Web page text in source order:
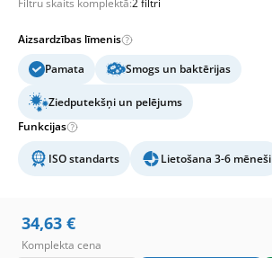
Filtru skaits komplektā:2 filtri
Aizsardzības līmenis
Pamata
Smogs un baktērijas
Ziedputekšņi un pelējums
Funkcijas
ISO standarts Lietošana 3-6 mēneši
34,63 €
Komplekta cena